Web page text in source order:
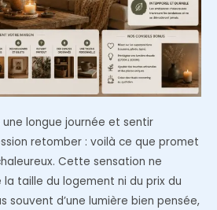
longue journée et sentir
retomber : voilà ce que promet
Cette sensation ne
taille du logement ni du prix du
souvent d’une lumière bien pensée,